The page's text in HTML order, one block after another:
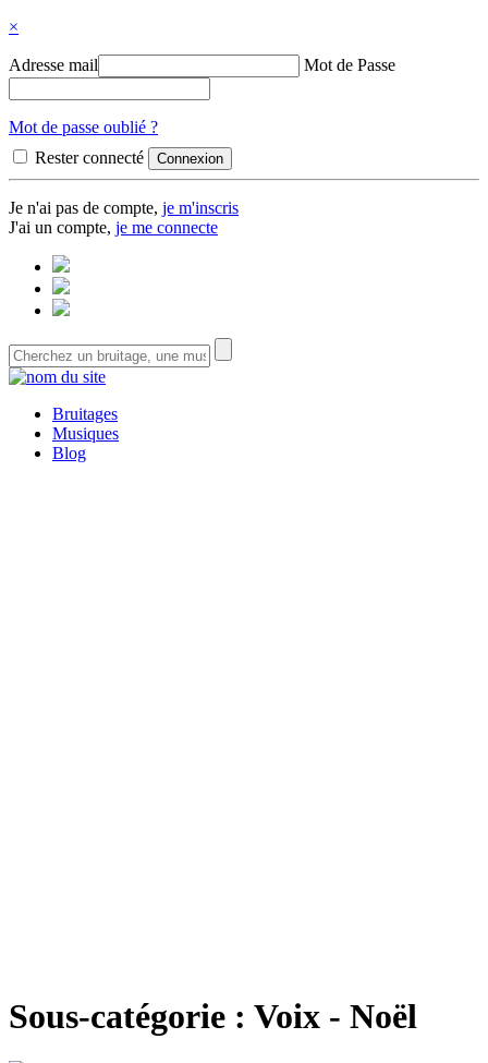
×
Adresse mail Mot de Passe
Mot de passe oublié ?
Rester connecté
Je n'ai pas de compte, je m'inscris
J'ai un compte, je me connecte
Bruitages
Musiques
Blog
Sous-catégorie : Voix - Noël